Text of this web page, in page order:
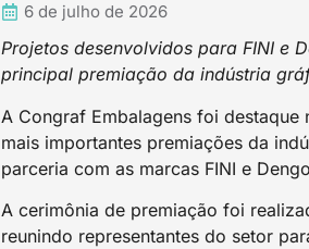
6 de julho de 2026
Projetos desenvolvidos para FINI e
principal premiação da indústria
A Congraf Embalagens foi destaque
mais importantes premiações da
parceria com as marcas FINI e
A cerimônia de premiação foi
reunindo representantes do setor